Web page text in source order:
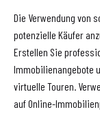
Die Verwendung von
potenzielle Käufer
Erstellen Sie
Immobilienangebote
virtuelle Touren.
auf Online-